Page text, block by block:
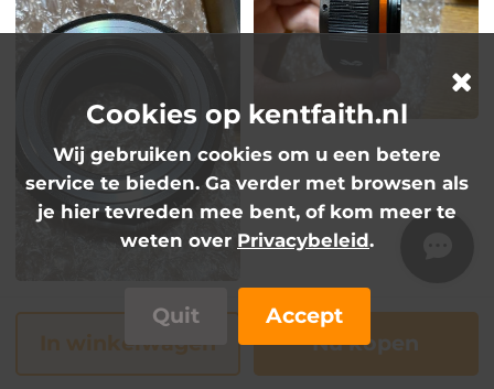
FAQs
In winkelwagen Nu kopen
Cookies op kentfaith.nl
Wij gebruiken cookies om u een betere
service te bieden. Ga verder met browsen als
je hier tevreden mee bent, of kom meer te
weten over Privacybeleid.
Quit Accept